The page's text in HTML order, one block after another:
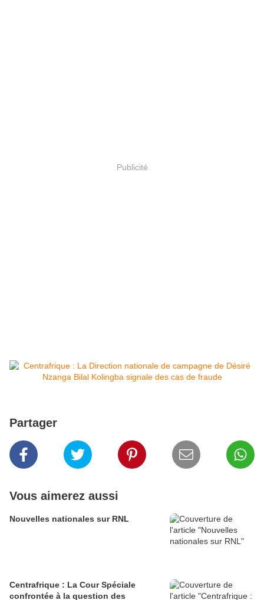
Publicité
Partager
Vous aimerez aussi
Nouvelles nationales sur RNL
Centrafrique : La Cour Spéciale
confrontée à la question des